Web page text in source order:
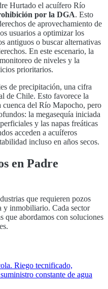
Hurtado el acuífero Río
por la DGA. Esto
de aprovechamiento de
usuarios a optimizar los
antiguos o buscar alternativas
En este escenario, la
de niveles y la
prioritarios.
de precipitación, una cifra
de Chile. Esto favorece la
cuenca del Río Mapocho, pero
la megasequía iniciada
y las napas freáticas
acceden a acuíferos
incluso en años secos.
en Padre
que requieren pozos
y inmobiliario. Cada sector
que abordamos con soluciones
Riego tecnificado,
constante de agua